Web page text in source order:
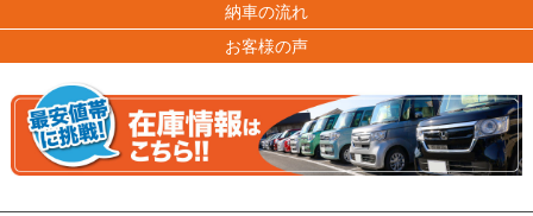
納車の流れ
お客様の声